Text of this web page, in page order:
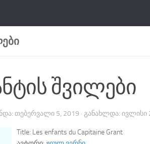
შვილები
ᲗᲔᲑᲔᲠᲕᲐᲚᲘ 5, 2019 · ᲒᲐᲜᲐᲮᲚᲓᲐ: ᲘᲕᲚᲘᲡᲘ
Title: Les enfants du Capitaine Grant